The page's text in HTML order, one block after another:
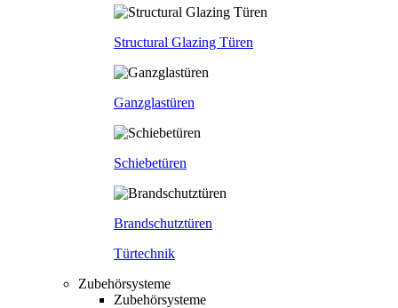
Structural Glazing Türen
Ganzglastüren
Schiebetüren
Brandschutztüren
Türtechnik
Zubehörsysteme
Zubehörsysteme